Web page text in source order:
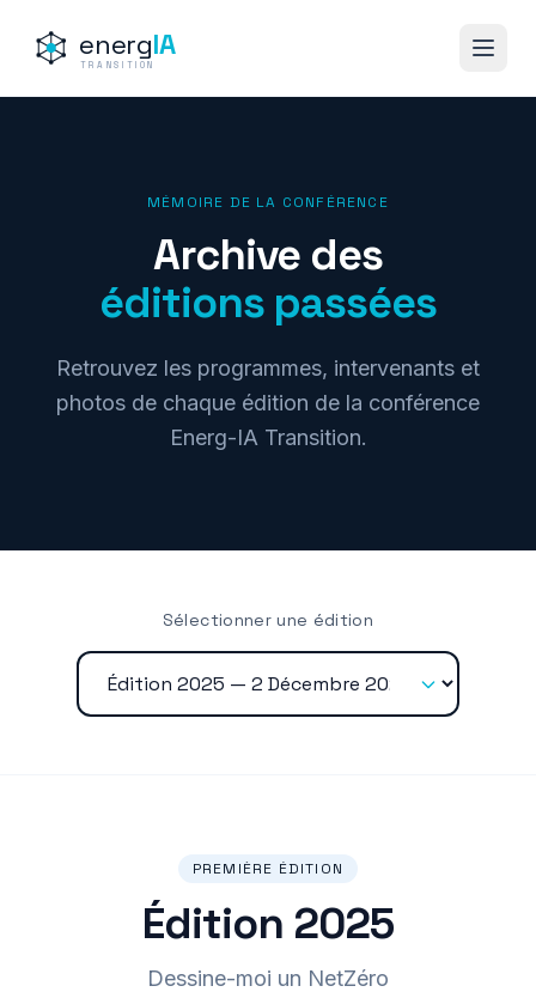
energIA
TRANSITION
MÉMOIRE DE LA CONFÉRENCE
Archive des
éditions passées
Retrouvez les programmes, intervenants et
photos de chaque édition de la conférence
Energ-IA Transition.
Sélectionner une édition
PREMIÈRE ÉDITION
Édition 2025
Dessine-moi un NetZéro